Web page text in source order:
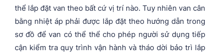
thể lắp đặt van theo bất cứ vị trí nào. Tuy nhiên van cân
bằng nhiệt áp phải được lắp đặt theo hướng dẫn trong
sơ đồ để van có thể thể cho phép người sử dụng tiếp
cận kiểm tra quy trình vận hành và tháo dời bảo trì lắp